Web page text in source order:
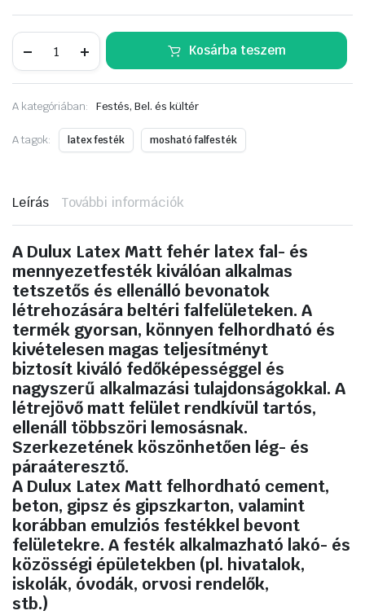
matt
fehér
mennyiség
Kosárba teszem
A kategóriában: Festés, Bel. és kültér
A tagok: latex festék mosható falfesték
Leírás További információk
A Dulux Latex Matt fehér latex fal- és
mennyezetfesték kiválóan alkalmas
tetszetős és ellenálló bevonatok
létrehozására beltéri falfelületeken. A
termék gyorsan, könnyen felhordható és
kivételesen magas teljesítményt
biztosít kiváló fedőképességgel és
nagyszerű alkalmazási tulajdonságokkal. A
létrejövő matt felület rendkívül tartós,
ellenáll többszöri lemosásnak.
Szerkezetének köszönhetően lég- és
páraáteresztő.
A Dulux Latex Matt felhordható cement,
beton, gipsz és gipszkarton, valamint
korábban emulziós festékkel bevont
felületekre. A festék alkalmazható lakó- és
közösségi épületekben (pl. hivatalok,
iskolák, óvodák, orvosi rendelők,
stb.)